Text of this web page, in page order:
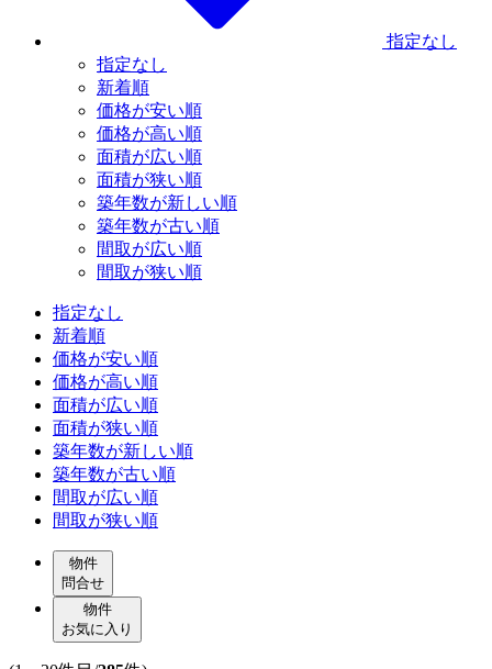
指定なし
指定なし
新着順
価格が安い順
価格が高い順
面積が広い順
面積が狭い順
築年数が新しい順
築年数が古い順
間取が広い順
間取が狭い順
指定なし
新着順
価格が安い順
価格が高い順
面積が広い順
面積が狭い順
築年数が新しい順
築年数が古い順
間取が広い順
間取が狭い順
物件
問合せ
物件
お気に入り